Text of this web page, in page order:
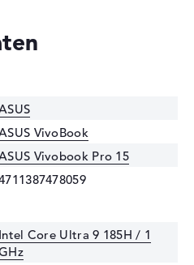
VivoBook
Vivobook Pro 15
Intel Core Ultra 9 185H / 1